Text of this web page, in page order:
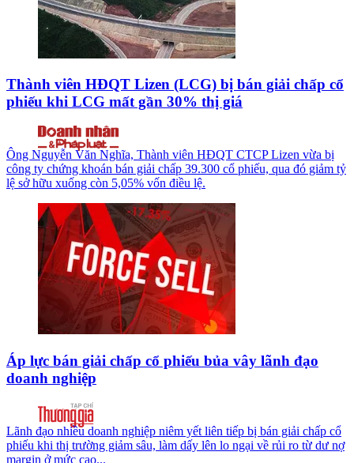
Thành viên HĐQT Lizen (LCG) bị bán giải chấp cổ
phiếu khi LCG mất gần 30% thị giá
Ông Nguyễn Văn Nghĩa, Thành viên HĐQT CTCP Lizen vừa bị
công ty chứng khoán bán giải chấp 39.300 cổ phiếu, qua đó giảm tỷ
lệ sở hữu xuống còn 5,05% vốn điều lệ.
Áp lực bán giải chấp cổ phiếu bủa vây lãnh đạo
doanh nghiệp
Lãnh đạo nhiều doanh nghiệp niêm yết liên tiếp bị bán giải chấp cổ
phiếu khi thị trường giảm sâu, làm dấy lên lo ngại về rủi ro từ dư nợ
margin ở mức cao...